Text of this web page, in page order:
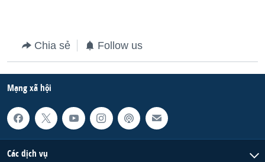
Chia sẻ Follow us
Mạng xã hội
Các dịch vụ